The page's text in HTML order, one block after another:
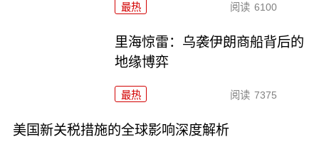
最热 阅读 6100
里海惊雷：乌袭伊朗商船背后的
地缘博弈
最热 阅读 7375
美国新关税措施的全球影响深度解析